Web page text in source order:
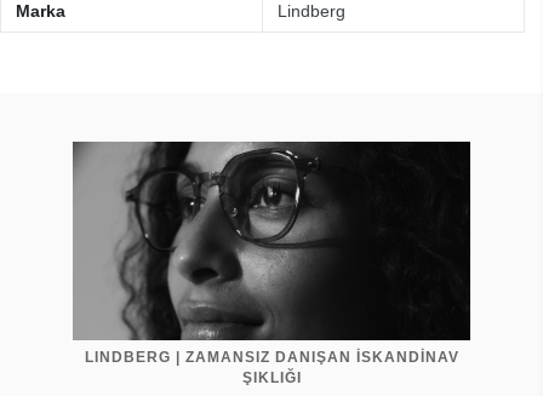
Marka Lindberg
LINDBERG | ZAMANSIZ DANIŞAN İSKANDİNAV
ŞIKLIĞI